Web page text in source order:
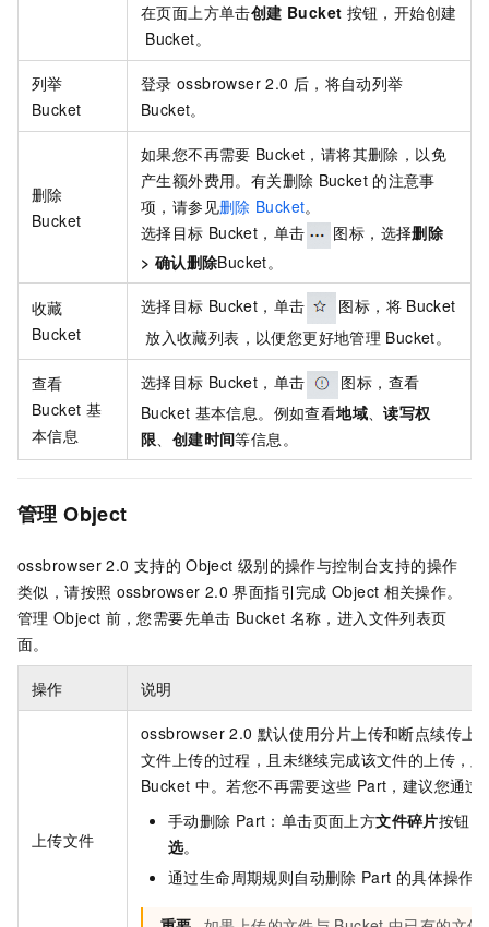
在页面上方单击创建 Bucket 按钮，开始创建
Bucket。
列举
Bucket
登录 ossbrowser 2.0 后，将自动列举
Bucket。
删除
Bucket
如果您不再需要 Bucket，请将其删除，以免
产生额外费用。有关删除 Bucket 的注意事
项，请参见删除 Bucket。
选择目标 Bucket，单击 图标，选择删除
> 确认删除Bucket。
收藏
Bucket
选择目标 Bucket，单击 图标，将 Bucket
放入收藏列表，以便您更好地管理 Bucket。
查看
Bucket 基
本信息
选择目标 Bucket，单击
图标，查看
Bucket 基本信息。例如查看地域 、读写权
限
创建时间等信息。
管理 Object
ossbrowser 2.0 支持的 Object 级别的操作与控制台支持的操作
类似，请按照 ossbrowser 2.0 界面指引完成 Object 相关操作。
管理 Object 前，您需要先单击 Bucket 名称，进入文件列表页
面。
操作 说明
上传文件
ossbrowser 2.0 默认使用分片上传和断点续传上
文件上传的过程，且未继续完成该文件的上传，
Bucket 中。若您不再需要这些 Part，建议您通过
手动删除 Part：单击页面上方文件碎片按钮
选。
通过生命周期规则自动删除 Part 的具体操作